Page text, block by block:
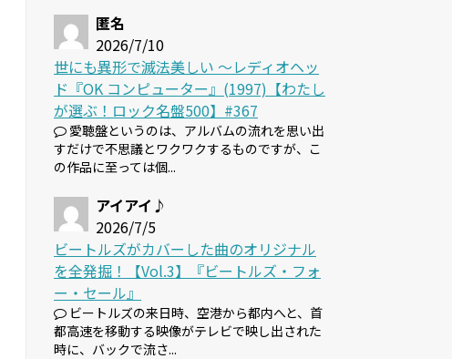
匿名
2026/7/10
世にも異形で滅法美しい 〜レディオヘッ
ド『OK コンピューター』(1997)【わたし
が選ぶ！ロック名盤500】#367
愛聴盤というのは、アルバムの流れを思い出
すだけで不思議とワクワクするものですが、こ
の作品に至っては個...
アイアイ♪
2026/7/5
ビートルズがカバーした曲のオリジナル
を全発掘！【Vol.3】『ビートルズ・フォ
ー・セール』
ビートルズの来日時、空港から都内へと、首
都高速を移動する映像がテレビで映し出された
時に、バックで流さ...